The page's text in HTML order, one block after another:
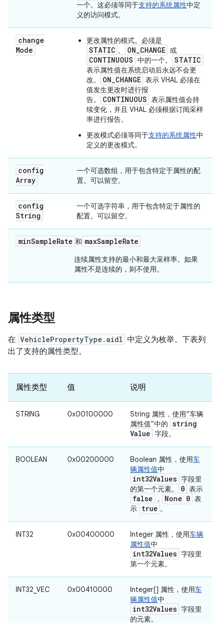
一个。这必须等同于支持的系统属性中定
义的访问模式。
change
Mode
更改属性的模式。必须是
STATIC 、 ON_CHANGE 或
CONTINUOUS 中的一个。 STATIC
表示属性值在系统启动后永远不会更
改。
ON_CHANGE 表示 VHAL 必须在
值发生更改时进行报
告。
CONTINUOUS 表示属性值会持
续变化，并且 VHAL 必须根据订阅采样
率进行报告。
更改模式必须等同于支持的系统属性中
定义的更改模式。
config
Array
一个可选数组，用于包含特定于属性的配
置。可以留空。
config
String
一个可选字符串，用于包含特定于属性的
配置。可以留空。
minSampleRate 和 maxSampleRate
连续属性支持的最小和最大采样率。如果
属性不是连续的，则不使用。
属性类型
在 VehiclePropertyType.aidl 中定义为枚举。下表列
出了支持的属性类型。
属性类型 值 说明
STRING 0x00100000
String 属性，使用“车辆
属性值”中的 string
Value 字段。
BOOLEAN 0x00200000 Boolean 属性，使用车
辆属性值中
int32Values 字段里
的第一个元素。
0 表示
false ， None 0 表
示 true 。
INT32 0x00400000 Integer 属性，使用车辆
属性值中
int32Values 字段里
第一个元素。
INT32_VEC 0x00410000 Integer[] 属性，使用车
辆属性值中
int32Values 字段里
的元素。